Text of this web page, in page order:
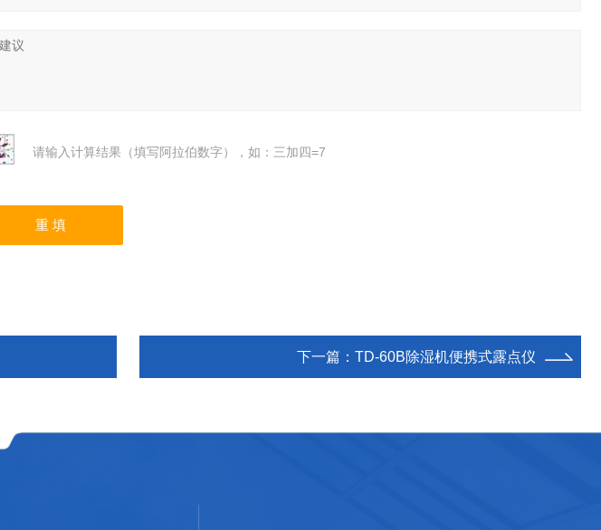
请输入计算结果（填写阿拉伯数字），如：三加四=7
下一篇： TD-60B除湿机便携式露点仪